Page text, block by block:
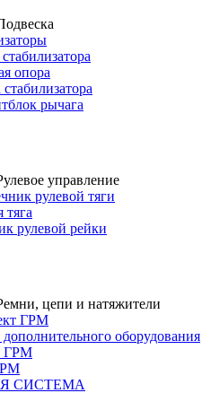
опора
рычага
управление
рулевой тяги
тяга
рулевой рейки
цепи и натяжители
ГРМ
оборудования
ГРМ
СИСТЕМА